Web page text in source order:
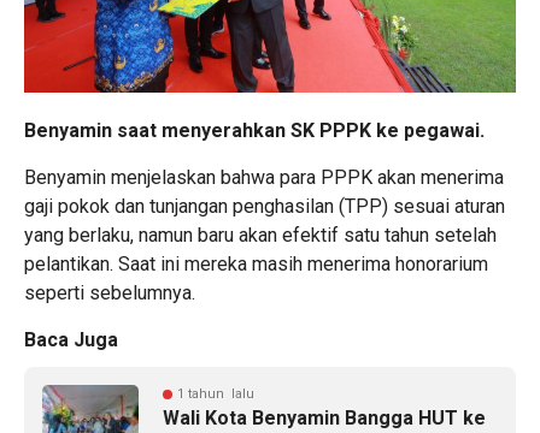
Benyamin saat menyerahkan SK PPPK ke pegawai.
Benyamin menjelaskan bahwa para PPPK akan menerima
gaji pokok dan tunjangan penghasilan (TPP) sesuai aturan
yang berlaku, namun baru akan efektif satu tahun setelah
pelantikan. Saat ini mereka masih menerima honorarium
seperti sebelumnya.
Baca Juga
1 tahun lalu
Wali Kota Benyamin Bangga HUT ke